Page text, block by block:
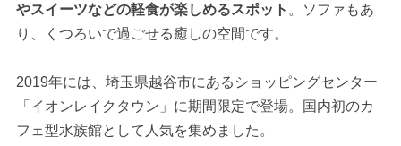
やスイーツなどの軽食が楽しめるスポット 。ソファもあ
り、くつろいで過ごせる癒しの空間です。
2019年には、埼玉県越谷市にあるショッピングセンター
「イオンレイクタウン」に期間限定で登場。国内初のカ
フェ型水族館として人気を集めました。